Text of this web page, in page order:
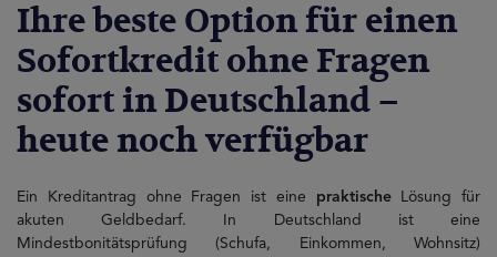
Ihre beste Option für einen
Sofortkredit ohne Fragen
sofort in Deutschland –
heute noch verfügbar
Ein Kreditantrag ohne Fragen ist eine praktische
Lösung für
akuten Geldbedarf. In Deutschland ist eine
Mindestbonitätsprüfung (Schufa, Einkommen, Wohnsitz)